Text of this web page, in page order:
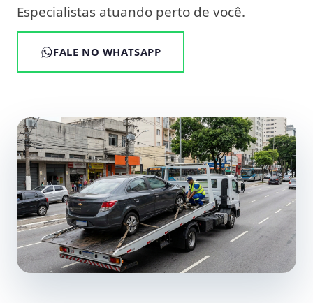
Especialistas atuando perto de você.
FALE NO WHATSAPP